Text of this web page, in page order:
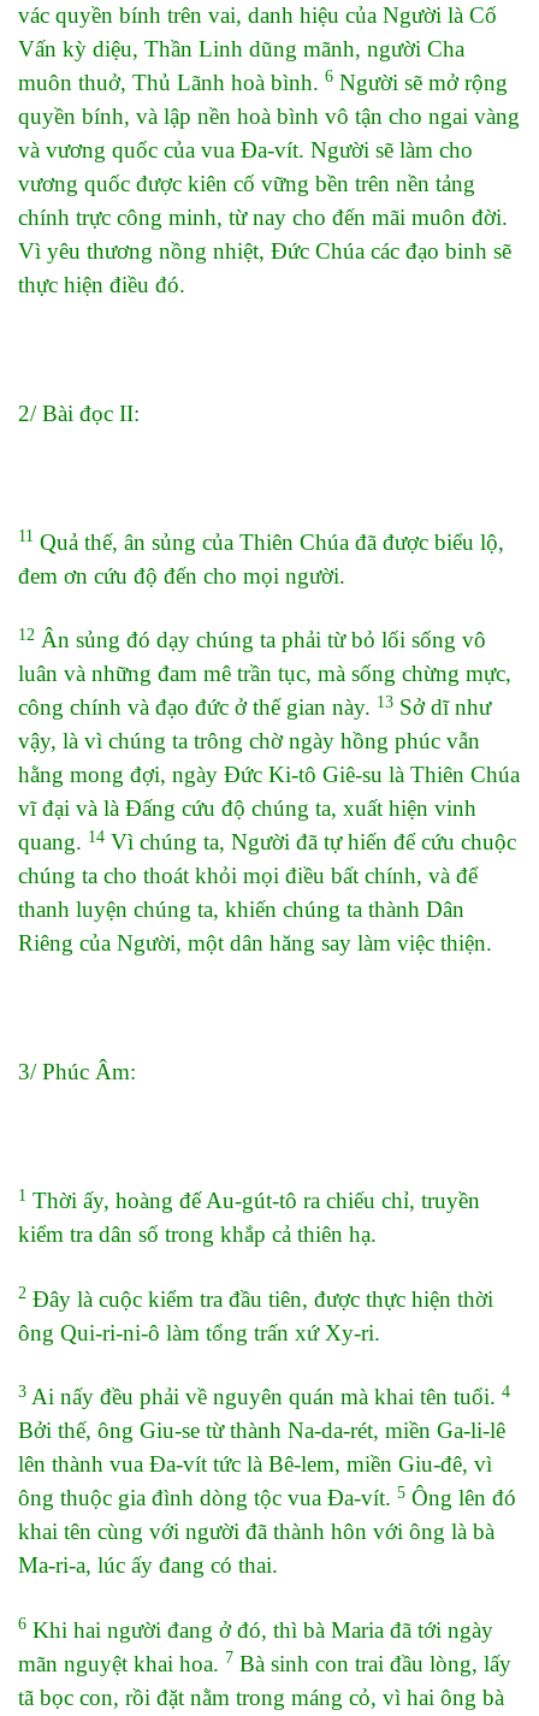
vác quyền bính trên vai, danh hiệu của Người là Cố
Vấn kỳ diệu, Thần Linh dũng mãnh, người Cha
muôn thuở, Thủ Lãnh hoà bình. 6 Người sẽ mở rộng
quyền bính, và lập nền hoà bình vô tận cho ngai vàng
và vương quốc của vua Đa-vít. Người sẽ làm cho
vương quốc được kiên cố vững bền trên nền tảng
chính trực công minh, từ nay cho đến mãi muôn đời.
Vì yêu thương nồng nhiệt, Đức Chúa các đạo binh sẽ
thực hiện điều đó.
2/ Bài đọc II:
11 Quả thế, ân sủng của Thiên Chúa đã được biểu lộ,
đem ơn cứu độ đến cho mọi người.
12 Ân sủng đó dạy chúng ta phải từ bỏ lối sống vô
luân và những đam mê trần tục, mà sống chừng mực,
công chính và đạo đức ở thế gian này. 13 Sở dĩ như
vậy, là vì chúng ta trông chờ ngày hồng phúc vẫn
hằng mong đợi, ngày Đức Ki-tô Giê-su là Thiên Chúa
vĩ đại và là Đấng cứu độ chúng ta, xuất hiện vinh
quang. 14 Vì chúng ta, Người đã tự hiến để cứu chuộc
chúng ta cho thoát khỏi mọi điều bất chính, và để
thanh luyện chúng ta, khiến chúng ta thành Dân
Riêng của Người, một dân hăng say làm việc thiện.
3/ Phúc Âm:
1 Thời ấy, hoàng đế Au-gút-tô ra chiếu chỉ, truyền
kiểm tra dân số trong khắp cả thiên hạ.
2 Đây là cuộc kiểm tra đầu tiên, được thực hiện thời
ông Qui-ri-ni-ô làm tổng trấn xứ Xy-ri.
3 Ai nấy đều phải về nguyên quán mà khai tên tuổi. 4
Bởi thế, ông Giu-se từ thành Na-da-rét, miền Ga-li-lê
lên thành vua Đa-vít tức là Bê-lem, miền Giu-đê, vì
ông thuộc gia đình dòng tộc vua Đa-vít. 5 Ông lên đó
khai tên cùng với người đã thành hôn với ông là bà
Ma-ri-a, lúc ấy đang có thai.
6 Khi hai người đang ở đó, thì bà Maria đã tới ngày
mãn nguyệt khai hoa. 7 Bà sinh con trai đầu lòng, lấy
tã bọc con, rồi đặt nằm trong máng cỏ, vì hai ông bà